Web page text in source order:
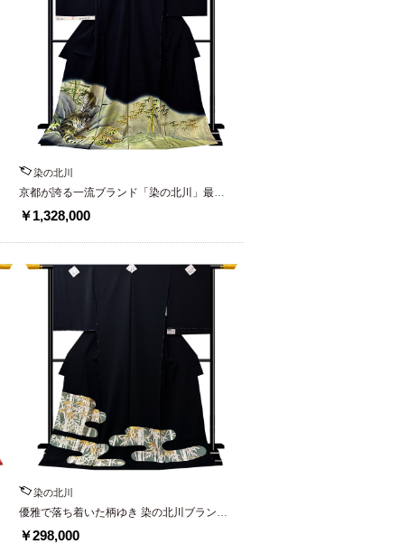
染の北川
京都が誇る一流ブランド「染の北川」最高
級黒留袖
￥1,328,000
染の北川
優雅で落ち着いた柄ゆき 染の北川ブランド
幻の黒留袖
￥298,000